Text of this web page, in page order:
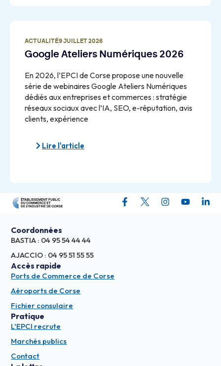
ACTUALITÉ9 JUILLET 2026
Google Ateliers Numériques 2026
En 2026, l’EPCI de Corse propose une nouvelle
série de webinaires Google Ateliers Numériques
dédiés aux entreprises et commerces : stratégie
réseaux sociaux avec l’IA, SEO, e-réputation, avis
clients, expérience
Lire l'article
Coordonnées
BASTIA : 04 95 54 44 44
AJACCIO : 04 95 51 55 55
Accès rapide
Ports de Commerce de Corse
Aéroports de Corse
Fichier consulaire
Pratique
L'EPCI recrute
Marchés publics
Contact